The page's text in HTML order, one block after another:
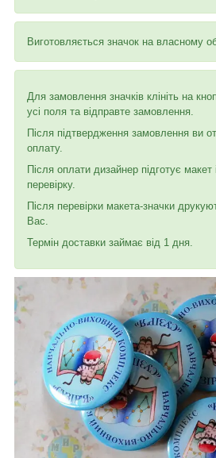
Виготовляється значок на власному
Для замовлення значків клініть на
усі поля та відправте замовлення.
Після підтвердження замовлення ви
оплату.
Після оплати дизайнер підготує макет
перевірку.
Після перевірки макета-значки
Вас.
Термін доставки займає від 1 дня.